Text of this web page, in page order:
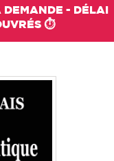
DEMANDE - DÉLAI
⏱️